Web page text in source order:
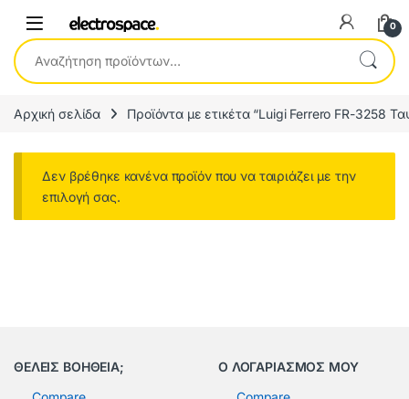
0
Αναζήτηση για:
Αρχική σελίδα Προϊόντα με ετικέτα “Luigi Ferrero FR-3258
Δεν βρέθηκε κανένα προϊόν που να ταιριάζει με την
επιλογή σας.
ΘΕΛΕΙΣ ΒΟΗΘΕΙΑ;
Ο ΛΟΓΑΡΙΑΣΜΟΣ ΜΟΥ